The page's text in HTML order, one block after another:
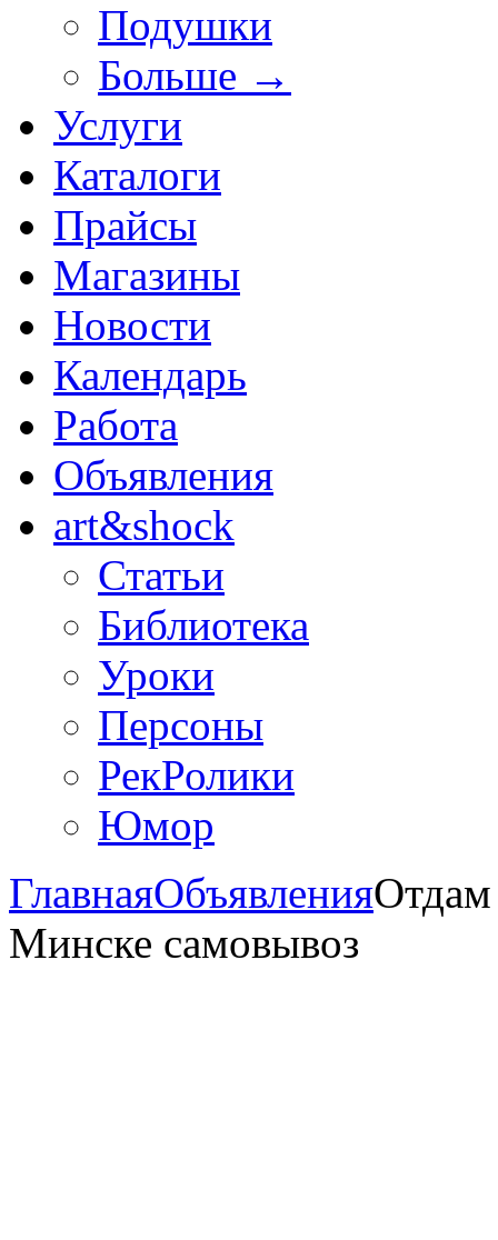
Подушки
Больше →
Услуги
Каталоги
Прайсы
Магазины
Новости
Календарь
Работа
Объявления
art&shock
Статьи
Библиотека
Уроки
Персоны
РекРолики
Юмор
ГлавнаяОбъявления
Минске самовывоз